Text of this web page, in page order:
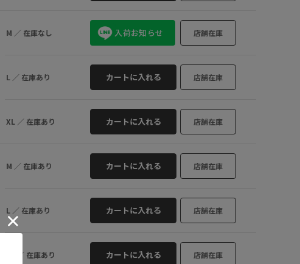
M ／ 在庫なし 入荷お知らせ 店舗在庫
L ／ 在庫あり カートに入れる 店舗在庫
XL ／ 在庫あり カートに入れる 店舗在庫
M ／ 在庫あり カートに入れる 店舗在庫
L ／ 在庫あり カートに入れる 店舗在庫
／ 在庫あり カートに入れる 店舗在庫